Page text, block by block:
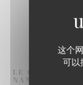
这个
可以
LE COMPTOIR
NANTERRE